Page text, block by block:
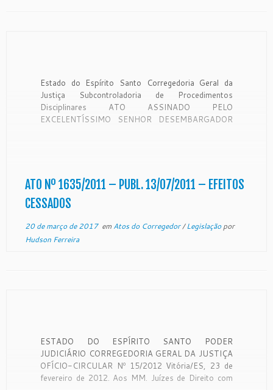
Estado do Espírito Santo Corregedoria Geral da
Justiça Subcontroladoria de Procedimentos
Disciplinares ATO ASSINADO PELO
EXCELENTÍSSIMO SENHOR DESEMBARGADOR
Decisão proferida nos autos […]
ATO Nº 1635/2011 – PUBL. 13/07/2011 – EFEITOS
CESSADOS
20 de março de 2017em Atos do Corregedor/Legislaçãopor
Hudson Ferreira
ESTADO DO ESPÍRITO SANTO PODER
JUDICIÁRIO CORREGEDORIA GERAL DA JUSTIÇA
OFÍCIO-CIRCULAR Nº 15/2012 Vitória/ES, 23 de
fevereiro de 2012. Aos MM. Juízes de Direito com